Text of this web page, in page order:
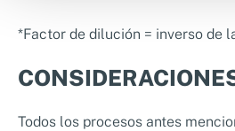
*Factor de dilución = inverso de
Todos los procesos antes